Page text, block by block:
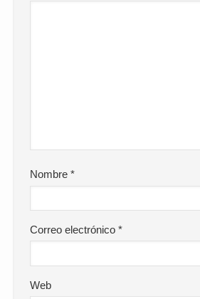
Nombre*
Correo electrónico*
Web